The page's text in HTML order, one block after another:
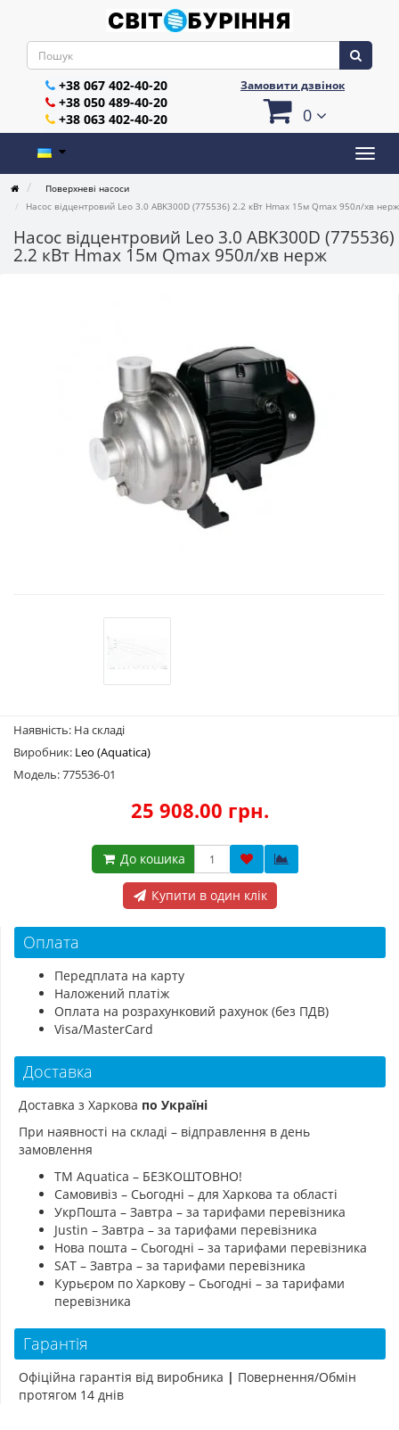
+38 067 402-40-20
+38 050 489-40-20
+38 063 402-40-20
Замовити дзвінок
0
Поверхневі насоси
Насос відцентровий Leo 3.0 ABK300D (775536) 2.2 кВт Hmax 15м Qmax 950л/хв нерж
Насос відцентровий Leo 3.0 ABK300D (775536)
2.2 кВт Hmax 15м Qmax 950л/хв нерж
Наявність: На складі
Виробник: Leo (Aquatica)
Модель: 775536-01
25 908.00 грн.
До кошика
Купити в один клік
Оплата
Передплата на карту
Наложений платіж
Оплата на розрахунковий рахунок (без ПДВ)
Visa/MasterCard
Доставка
Доставка з Харкова по Україні
При наявності на складі – відправлення в день
замовлення
ТМ Aquatica – БЕЗКОШТОВНО!
Самовивіз – Сьогодні – для Харкова та області
УкрПошта – Завтра – за тарифами перевізника
Justin – Завтра – за тарифами перевізника
Нова пошта – Сьогодні – за тарифами перевізника
SAT – Завтра – за тарифами перевізника
Курьєром по Харкову – Сьогодні – за тарифами
перевізника
Гарантія
Офіційна гарантія від виробника | Повернення/Обмін
протягом 14 днів